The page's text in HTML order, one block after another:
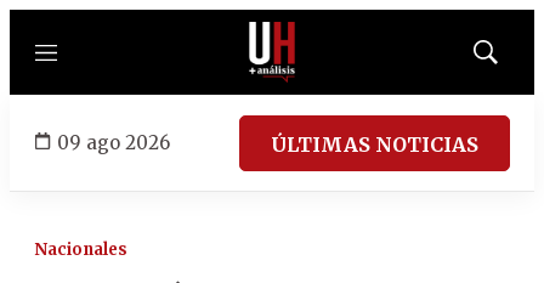
Menú
Mostrar
09 ago 2026 ÚLTIMAS NOTICIAS
Nacionales